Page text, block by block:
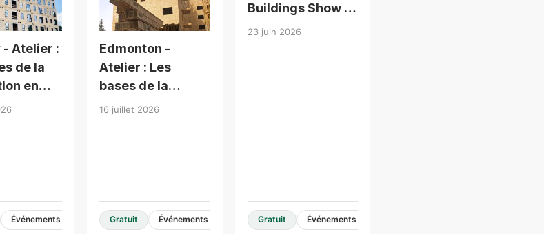
- Atelier :
de la
en
Événements
Edmonton -
Atelier : Les
bases de la
conception en
16 juillet 2026
Gratuit Événements
Buildings Show »
2026
23 juin 2026
Gratuit Événements